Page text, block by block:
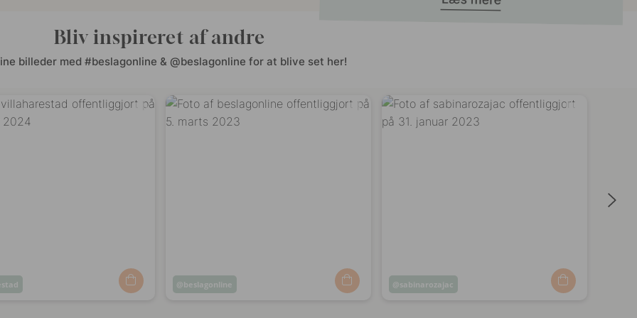
Bliv inspireret af andre
billeder med #beslagonline & @beslagonline for at blive set her!
Opslag
beslagonline
Opslag
sabinarozajac